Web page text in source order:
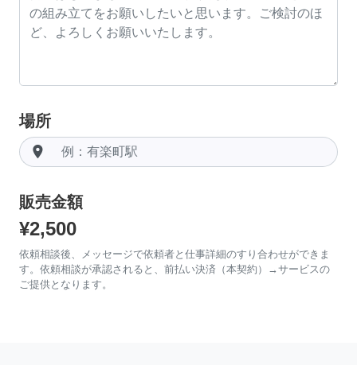
場所
room
販売金額
¥2,500
依頼相談後、メッセージで依頼者と仕事詳細のすり合わせができま
す。依頼相談が承認されると、前払い決済（本契約）→サービスの
ご提供となります。